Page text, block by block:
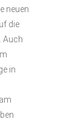
neuen
die
Auch
in